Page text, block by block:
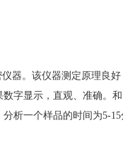
器。该仪器测定原理良
字显示，直观、准确。
析一个样品的时间为5-